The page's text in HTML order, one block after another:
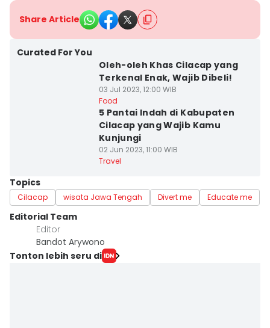
Share Article
Curated For You
Oleh-oleh Khas Cilacap yang
Terkenal Enak, Wajib Dibeli!
03 Jul 2023, 12:00 WIB
Food
5 Pantai Indah di Kabupaten
Cilacap yang Wajib Kamu
Kunjungi
02 Jun 2023, 11:00 WIB
Travel
Topics
Cilacap wisata Jawa Tengah Divert me Educate me
Editorial Team
Editor
Bandot Arywono
Tonton lebih seru di